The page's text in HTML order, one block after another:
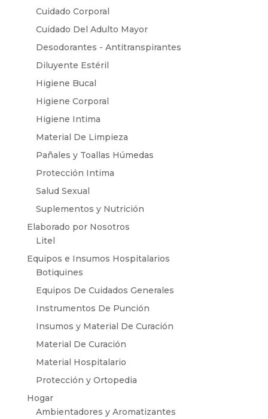
Cuidado Corporal
Cuidado Del Adulto Mayor
Desodorantes - Antitranspirantes
Diluyente Estéril
Higiene Bucal
Higiene Corporal
Higiene Intima
Material De Limpieza
Pañales y Toallas Húmedas
Protección Intima
Salud Sexual
Suplementos y Nutrición
Elaborado por Nosotros
Litel
Equipos e Insumos Hospitalarios
Botiquines
Equipos De Cuidados Generales
Instrumentos De Punción
Insumos y Material De Curación
Material De Curación
Material Hospitalario
Protección y Ortopedia
Hogar
Ambientadores y Aromatizantes